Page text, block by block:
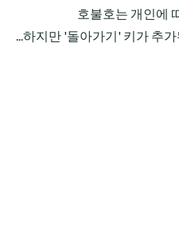
호불호는 개인에
...하지만 '돌아가기' 키가 추